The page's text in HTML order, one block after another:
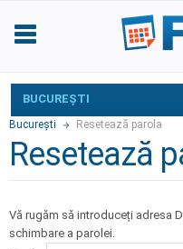
BUCUREŞTI
Bucureşti Resetează parola
Resetează
Vă rugăm să introduceți adresa
schimbare a parolei.